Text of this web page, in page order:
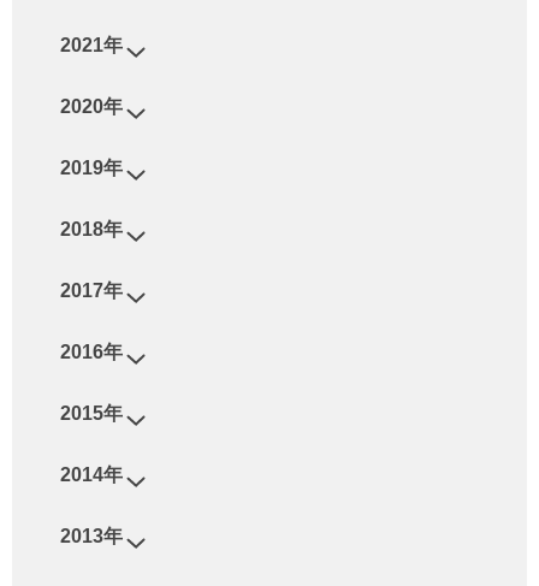
2013年
2014年
2015年
2016年
2017年
2018年
2019年
2020年
2021年